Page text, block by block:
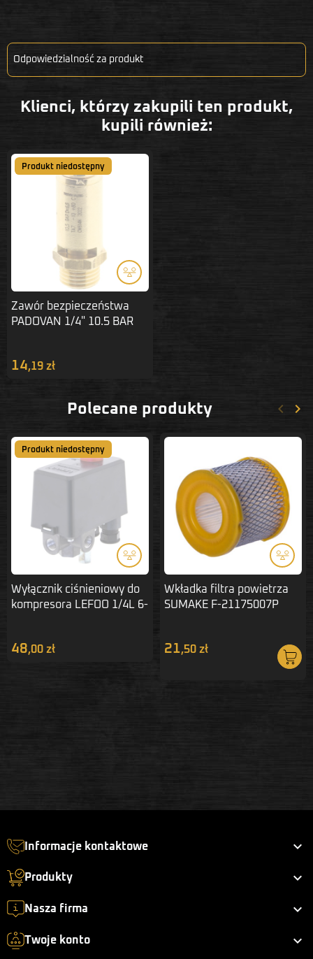
Odpowiedzialność za produkt
Klienci, którzy zakupili ten produkt,
kupili również:
Produkt niedostępny
Zawór bezpieczeństwa
PADOVAN 1/4" 10.5 BAR
14,19 zł
Polecane produkty keyboard_arrow_left keyboard_arrow_right
Produkt niedostępny
Wyłącznik ciśnieniowy do
kompresora LEFOO 1/4L 6-
48,00 zł
Wkładka filtra powietrza
SUMAKE F-21175007P
21,50 zł
Informacje kontaktowe 
Produkty 
Nasza firma 
Twoje konto 